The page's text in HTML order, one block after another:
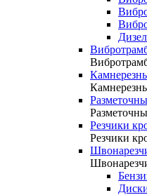
Резчики
Резчики